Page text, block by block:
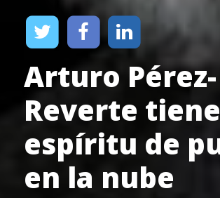
Arturo Pérez-
Reverte tiene
espíritu de
en la nube